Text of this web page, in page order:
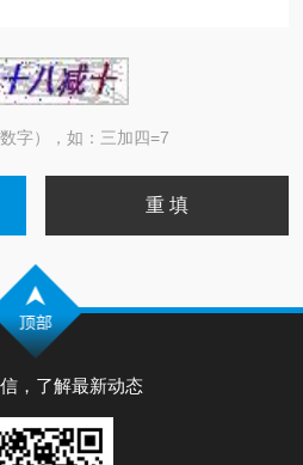
字），如：三加四=7
，了解最新动态